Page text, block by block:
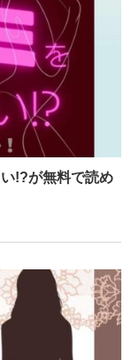
!?が無料で読め